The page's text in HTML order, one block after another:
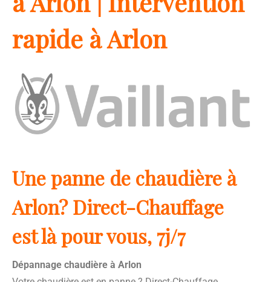
rapide à Arlon
Une panne de chaudière à
Arlon? Direct-Chauffage
est là pour vous, 7j/7
Dépannage chaudière à Arlon